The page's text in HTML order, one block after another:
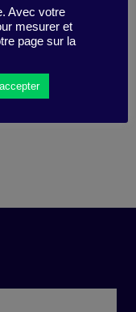
Avec votre
mesurer et
page sur la